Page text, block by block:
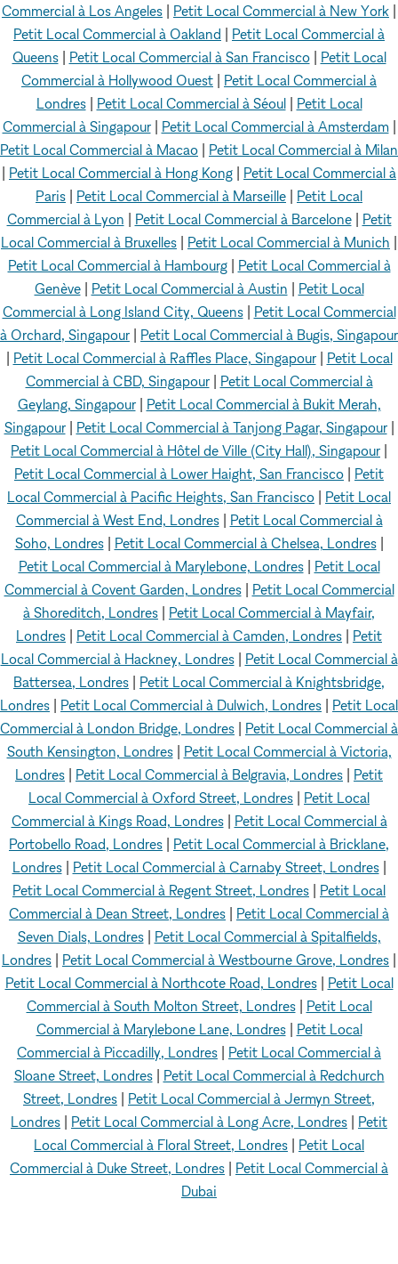
Commercial à Los Angeles
Petit Local Commercial à New York
Petit Local Commercial à Oakland
Petit Local Commercial à
Queens| Petit Local Commercial à San Francisco| Petit Local
Commercial à Hollywood Ouest
Petit Local Commercial à
Londres| Petit Local Commercial à Séoul| Petit Local
Commercial à Singapour| Petit Local Commercial à Amsterdam|
Petit Local Commercial à Macao
Petit Local Commercial à Milan
Petit Local Commercial à Hong Kong
Petit Local Commercial à
Paris
Petit Local Commercial à Marseille
Petit Local
Commercial à Lyon
Petit Local Commercial à Barcelone| Petit
Local Commercial à Bruxelles
Petit Local Commercial à Munich
Petit Local Commercial à Hambourg| Petit Local Commercial à
Genève| Petit Local Commercial à Austin
Petit Local
Commercial à Long Island City, Queens| Petit Local Commercial
à Orchard, Singapour
Petit Local Commercial à Bugis, Singapour
Petit Local Commercial à Raffles Place, Singapour| Petit Local
Commercial à CBD, Singapour| Petit Local Commercial à
Geylang, Singapour| Petit Local Commercial à Bukit Merah,
Singapour| Petit Local Commercial à Tanjong Pagar, Singapour|
Petit Local Commercial à Hôtel de Ville (City Hall), Singapour
Petit Local Commercial à Lower Haight, San Francisco
Petit
Local Commercial à Pacific Heights, San Francisco
Petit Local
Commercial à West End, Londres| Petit Local Commercial à
Soho, Londres| Petit Local Commercial à Chelsea, Londres|
Petit Local Commercial à Marylebone, Londres| Petit Local
Commercial à Covent Garden, Londres| Petit Local Commercial
à Shoreditch, Londres
Petit Local Commercial à Mayfair,
Londres
Petit Local Commercial à Camden, Londres
Petit
Local Commercial à Hackney, Londres| Petit Local Commercial à
Battersea, Londres
Petit Local Commercial à Knightsbridge,
Londres
Petit Local Commercial à Dulwich, Londres
Petit Local
Commercial à London Bridge, Londres
Petit Local Commercial à
South Kensington, Londres| Petit Local Commercial à Victoria,
Londres
Petit Local Commercial à Belgravia, Londres
Petit
Local Commercial à Oxford Street, Londres
Petit Local
Commercial à Kings Road, Londres| Petit Local Commercial à
Portobello Road, Londres
Petit Local Commercial à Bricklane,
Londres| Petit Local Commercial à Carnaby Street, Londres|
Petit Local Commercial à Regent Street, Londres
Petit Local
Commercial à Dean Street, Londres
Petit Local Commercial à
Seven Dials, Londres| Petit Local Commercial à Spitalfields,
Londres
Petit Local Commercial à Westbourne Grove, Londres
Petit Local Commercial à Northcote Road, Londres| Petit Local
Commercial à South Molton Street, Londres| Petit Local
Commercial à Marylebone Lane, Londres| Petit Local
Commercial à Piccadilly, Londres
Petit Local Commercial à
Sloane Street, Londres| Petit Local Commercial à Redchurch
Street, Londres
Petit Local Commercial à Jermyn Street,
Londres
Petit Local Commercial à Long Acre, Londres
Petit
Local Commercial à Floral Street, Londres
Petit Local
Commercial à Duke Street, Londres
Petit Local Commercial à
Dubai